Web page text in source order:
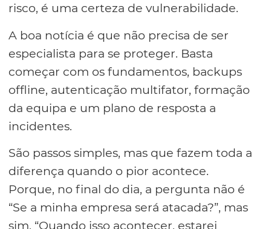
risco, é uma certeza de vulnerabilidade.
A boa notícia é que não precisa de ser
especialista para se proteger. Basta
começar com os fundamentos, backups
offline, autenticação multifator, formação
da equipa e um plano de resposta a
incidentes.
São passos simples, mas que fazem toda a
diferença quando o pior acontece.
Porque, no final do dia, a pergunta não é
“Se a minha empresa será atacada?”, mas
sim, “Quando isso acontecer, estarei